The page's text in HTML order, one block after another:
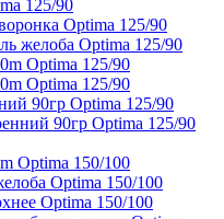
125/90
Optima 125/90
желоба Optima 125/90
Optima 125/90
Optima 125/90
90гр Optima 125/90
90гр Optima 125/90
Optima 150/100
Optima 150/100
Optima 150/100